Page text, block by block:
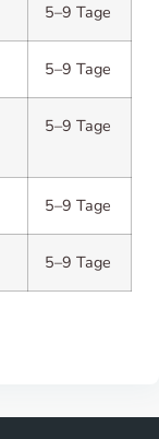
5–9 Tage
5–9 Tage
5–9 Tage
5–9 Tage
5–9 Tage